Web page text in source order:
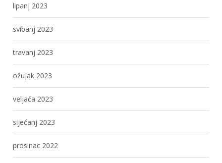
lipanj 2023
svibanj 2023
travanj 2023
ožujak 2023
veljača 2023
siječanj 2023
prosinac 2022